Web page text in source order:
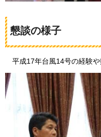
懇談の様子
平成17年台風14号の経験